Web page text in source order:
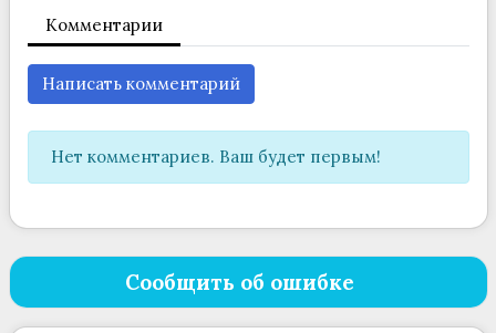
Комментарии
Написать комментарий
Нет комментариев. Ваш будет первым!
Сообщить об ошибке